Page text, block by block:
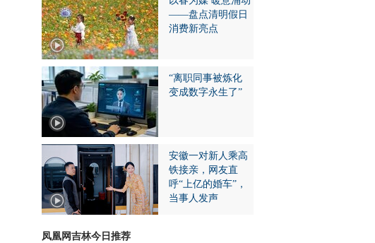
——盘点清明假日
消费新亮点
“离职同事被炼化
变成数字永生了”
安徽一对新人乘高
铁接亲，网友直
呼“上亿的婚车”，
当事人发声
凤凰网吉林今日推荐